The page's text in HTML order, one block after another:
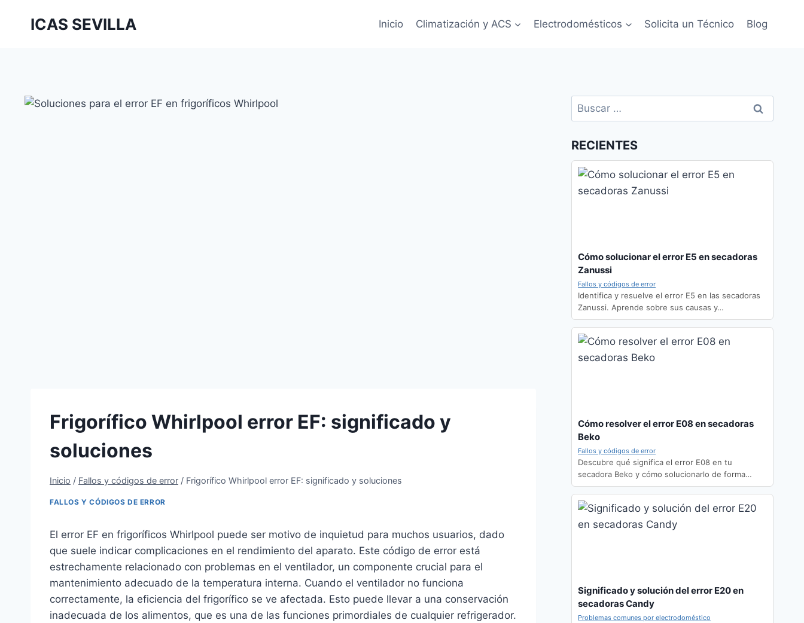
ICAS SEVILLA Inicio Climatización y ACS Electrodomésticos Solicita un Técnico Blog
Frigorífico Whirlpool error EF: significado y
soluciones
Inicio / Fallos y códigos de error / Frigorífico Whirlpool error EF: significado y soluciones
FALLOS Y CÓDIGOS DE ERROR
El error EF en frigoríficos Whirlpool puede ser motivo de inquietud para muchos usuarios, dado
que suele indicar complicaciones en el rendimiento del aparato. Este código de error está
estrechamente relacionado con problemas en el ventilador, un componente crucial para el
mantenimiento adecuado de la temperatura interna. Cuando el ventilador no funciona
correctamente, la eficiencia del frigorífico se ve afectada. Esto puede llevar a una conservación
inadecuada de los alimentos, que es una de las funciones primordiales de cualquier refrigerador.
Buscar:
RECIENTES
Cómo solucionar el error E5 en secadoras
Zanussi
Fallos y códigos de error
Identifica y resuelve el error E5 en las secadoras
Zanussi. Aprende sobre sus causas y…
Cómo resolver el error E08 en secadoras
Beko
Fallos y códigos de error
Descubre qué significa el error E08 en tu
secadora Beko y cómo solucionarlo de forma…
Significado y solución del error E20 en
secadoras Candy
Problemas comunes por electrodoméstico